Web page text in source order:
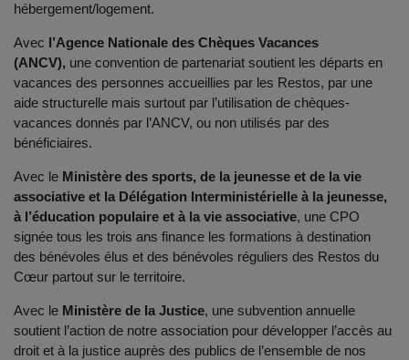
hébergement/logement.
Avec l’Agence Nationale des Chèques Vacances
(ANCV), une convention de partenariat soutient les départs en
vacances des personnes accueillies par les Restos, par une
aide structurelle mais surtout par l’utilisation de chèques-
vacances donnés par l’ANCV, ou non utilisés par des
bénéficiaires.
Avec le Ministère des sports, de la jeunesse et de la vie
associative et la Délégation Interministérielle à la jeunesse,
à l’éducation populaire et à la vie associative, une CPO
signée tous les trois ans finance les formations à destination
des bénévoles élus et des bénévoles réguliers des Restos du
Cœur partout sur le territoire.
Avec le Ministère de la Justice, une subvention annuelle
soutient l’action de notre association pour développer l’accès au
droit et à la justice auprès des publics de l’ensemble de nos